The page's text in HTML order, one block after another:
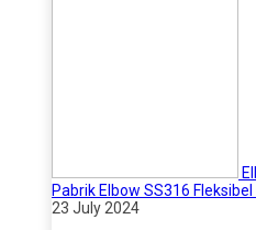
Pabrik Elbow SS316
23 July 2024